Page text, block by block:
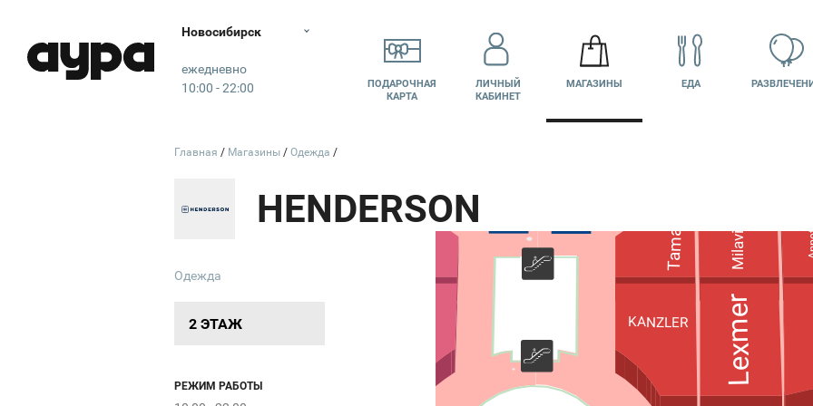
Аура
Новосибирск
ежедневно
10:00 - 22:00
ПОДАРОЧНАЯ
КАРТА
ЛИЧНЫЙ
КАБИНЕТ
МАГАЗИНЫ ЕДА
КИНО
HENDERSON
Одежда
2 ЭТАЖ
РЕЖИМ РАБОТЫ
ZHENO
Chester EKONIKA Tamaris Milavitsa
Lexmer
KANZLER
Главная Магазины Одежда